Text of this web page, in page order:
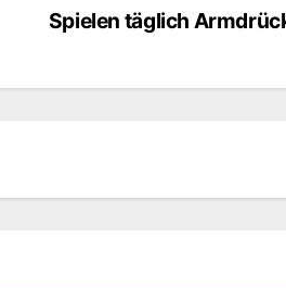
Spielen täglich